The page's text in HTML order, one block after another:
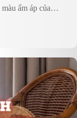
ấm áp của
nhiên và con